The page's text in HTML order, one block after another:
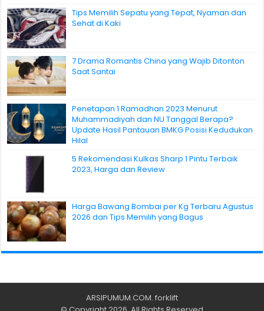
Tips Memilih Sepatu yang Tepat, Nyaman dan
Sehat di Kaki
7 Drama Romantis China yang Wajib Ditonton
Saat Santai
Penetapan 1 Ramadhan 2023 Menurut
Muhammadiyah dan NU Tanggal Berapa?
Update Hasil Pantauan BMKG Posisi Kedudukan
Hilal
5 Rekomendasi Kulkas Sharp 1 Pintu Terbaik
2023, Harga dan Review
Harga Bawang Bombai per Kg Terbaru Agustus
2026 dan Tips Memilih yang Bagus
ARSIPUMUM.COM. forklift